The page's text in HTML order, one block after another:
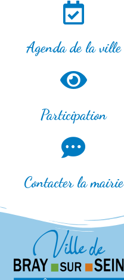
Agenda de la ville
Participation
Contacter la mairie